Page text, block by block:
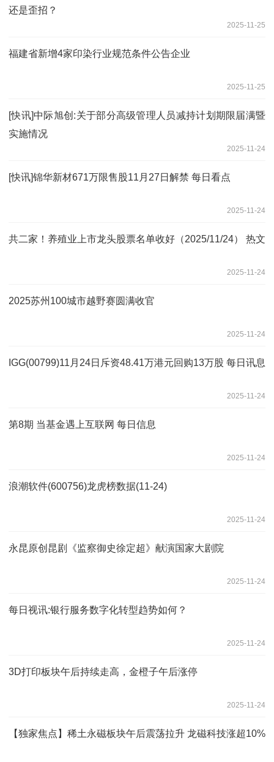
还是歪招？
2025-11-25
福建省新增4家印染行业规范条件公告企业
2025-11-25
[快讯]中际旭创:关于部分高级管理人员减持计划期限届满暨
实施情况
2025-11-24
[快讯]锦华新材671万限售股11月27日解禁 每日看点
2025-11-24
共二家！养殖业上市龙头股票名单收好（2025/11/24） 热文
2025-11-24
2025苏州100城市越野赛圆满收官
2025-11-24
IGG(00799)11月24日斥资48.41万港元回购13万股 每日讯息
2025-11-24
第8期 当基金遇上互联网 每日信息
2025-11-24
浪潮软件(600756)龙虎榜数据(11-24)
2025-11-24
永昆原创昆剧《监察御史徐定超》献演国家大剧院
2025-11-24
每日视讯:银行服务数字化转型趋势如何？
2025-11-24
3D打印板块午后持续走高，金橙子午后涨停
2025-11-24
【独家焦点】稀土永磁板块午后震荡拉升 龙磁科技涨超10%